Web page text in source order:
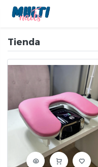
Tienda